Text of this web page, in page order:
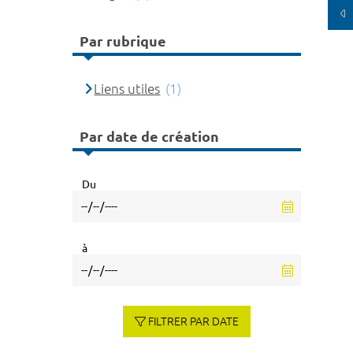
Par rubrique
Liens utiles (1)
Par date de création
Du
à
FILTRER PAR DATE